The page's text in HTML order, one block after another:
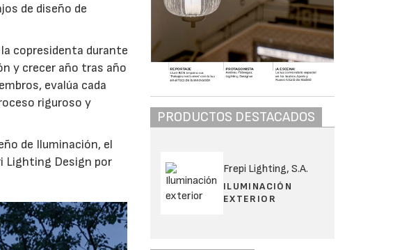
de diseño de
copresidenta durante
y crecer año tras año
evalúa cada
riguroso y
de Iluminación, el
Lighting Design por
PRODUCTOS DESTACADOS
Frepi Lighting, S.A.
ILUMINACIÓN
EXTERIOR